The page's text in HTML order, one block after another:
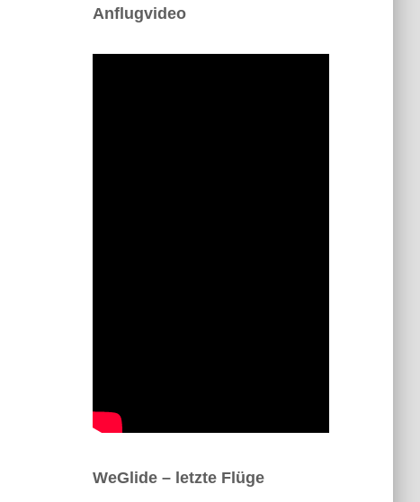
Anflugvideo
WeGlide – letzte Flüge